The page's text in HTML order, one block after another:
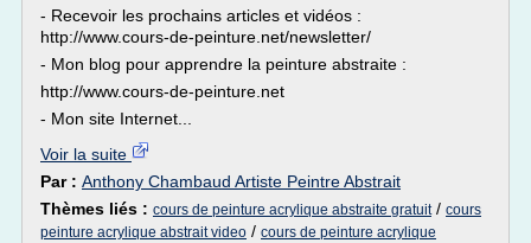
- Recevoir les prochains articles et vidéos :
http://www.cours-de-peinture.net/newsletter/
- Mon blog pour apprendre la peinture abstraite :
http://www.cours-de-peinture.net
- Mon site Internet...
Voir la suite
Par : Anthony Chambaud Artiste Peintre Abstrait
Thèmes liés : cours de peinture acrylique abstraite gratuit/ cours
peinture acrylique abstrait video / cours de peinture acrylique